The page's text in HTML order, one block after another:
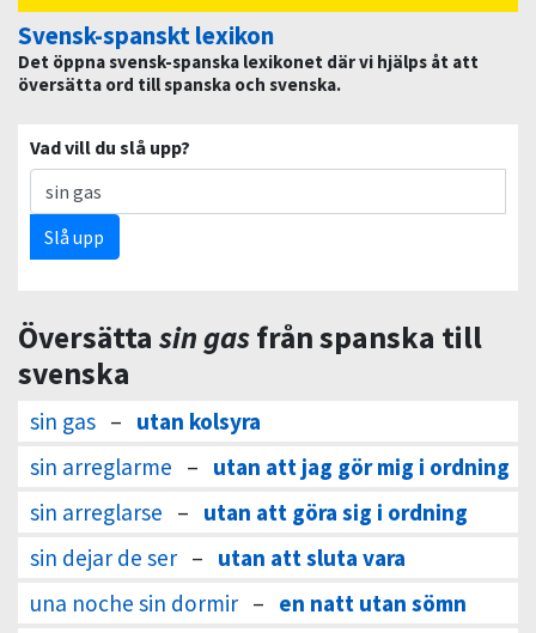
Svensk-spanskt lexikon
Det öppna svensk-spanska lexikonet där vi hjälps åt att
översätta ord till spanska och svenska.
Vad vill du slå upp?
Slå upp
Översätta sin gasfrån spanska till
svenska
sin gas – utan kolsyra
sin arreglarme – utan att jag gör mig i ordning
sin arreglarse – utan att göra sig i ordning
sin dejar de ser – utan att sluta vara
una noche sin dormir – en natt utan sömn